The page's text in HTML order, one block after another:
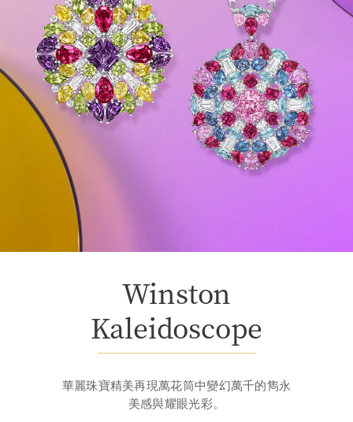
Winston
Kaleidoscope
華麗珠寶精美再現萬花筒中變幻萬千的雋永
美感與耀眼光彩。